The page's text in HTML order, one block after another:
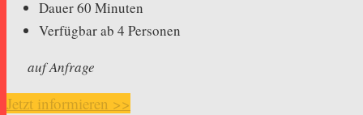
Dauer 60 Minuten
Verfügbar ab 4 Personen
auf Anfrage
Jetzt informieren >>